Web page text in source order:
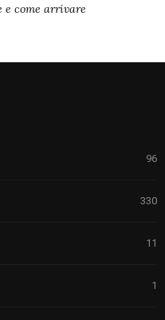
e come arrivare
96
330
11
1